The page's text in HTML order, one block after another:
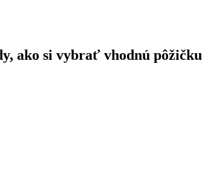
ako si vybrať vhodnú pôžičku